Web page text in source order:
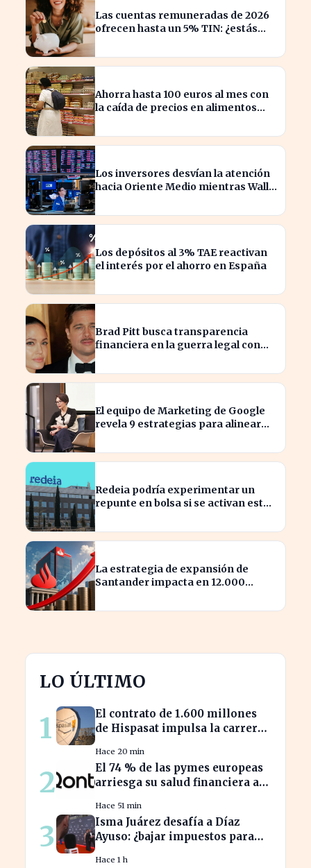
Las cuentas remuneradas de 2026
ofrecen hasta un 5% TIN: ¿estás
Ahorra hasta 100 euros al mes con
la caída de precios en alimentos
Los inversores desvían la atención
hacia Oriente Medio mientras Wall
Los depósitos al 3% TAE reactivan
el interés por el ahorro en España
Brad Pitt busca transparencia
financiera en la guerra legal con
El equipo de Marketing de Google
revela 9 estrategias para alinear
Redeia podría experimentar un
repunte en bolsa si se activan estos
La estrategia de expansión de
Santander impacta en 12.000
LO ÚLTIMO
1
El contrato de 1.600 millones
de Hispasat impulsa la carrera
Hace 20 min
2
El 74 % de las pymes europeas
arriesga su salud financiera al
Hace 51 min
3
Isma Juárez desafía a Díaz
Ayuso: ¿bajar impuestos para
Hace 1 h